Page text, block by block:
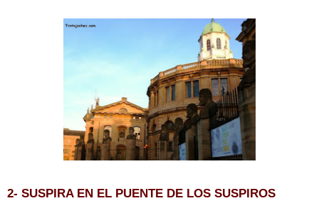
2- SUSPIRA EN EL PUENTE DE LOS SUSPIROS